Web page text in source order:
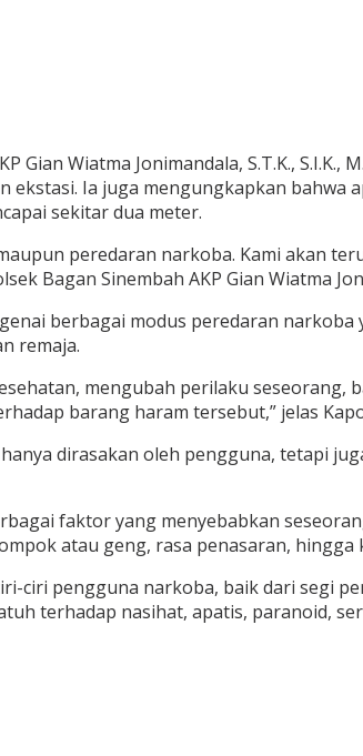
Gian Wiatma Jonimandala, S.T.K.,
ekstasi. Ia juga mengungkapkan
sekitar dua meter.
peredaran narkoba. Kami akan
Bagan Sinembah AKP Gian Wiatma
berbagai modus peredaran
remaja.
mengubah perilaku
barang haram tersebut,” jelas
dirasakan oleh pengguna, tetapi
faktor yang menyebabkan
atau geng, rasa penasaran,
ciri pengguna narkoba, baik dari segi
terhadap nasihat, apatis, paranoid,